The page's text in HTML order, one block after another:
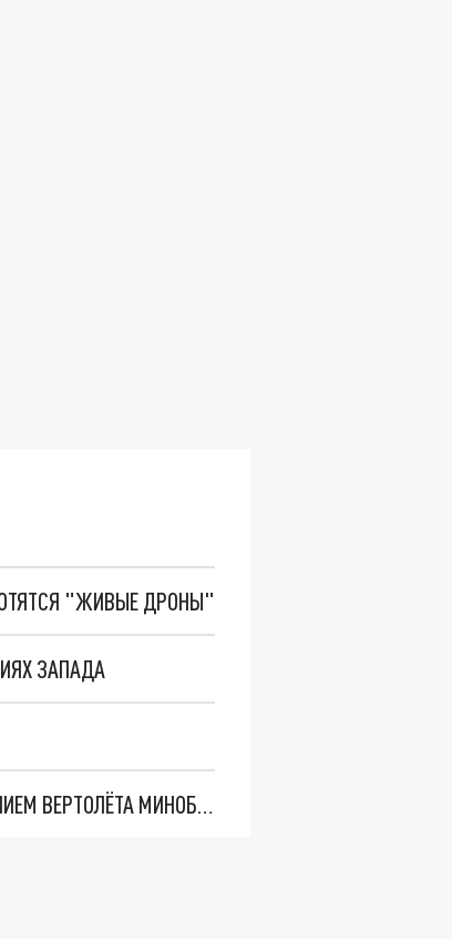
"ЖИВЫЕ ДРОНЫ"
ЗАПАДА
ПОЖАР НА СЕВЕРО-ВОСТОКЕ АРМЕНИИ ТУШИЛИ НЕДЕЛЮ С ПРИВЛЕЧЕНИЕМ ВЕРТОЛЁТА МИНОБОРОНЫ И БЕСПИЛОТНИКА